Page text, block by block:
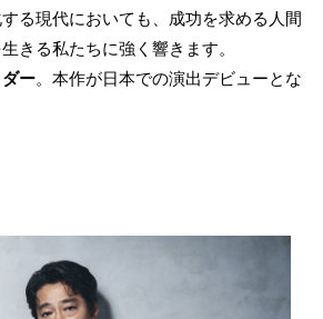
る現代においても、成功を求める人間
きる私たちに強く響きます。
ー。本作が日本での演出デビューとな